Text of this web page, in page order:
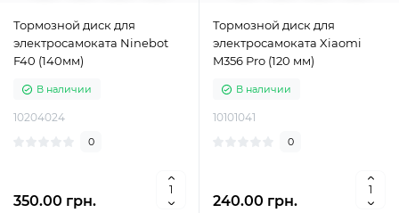
Тормозной диск для
электросамоката Ninebot
F40 (140мм)
В наличии
10204024
0
350.00 грн.
Тормозной диск для
электросамоката Xiaomi
M356 Pro (120 мм)
В наличии
10101041
0
240.00 грн.